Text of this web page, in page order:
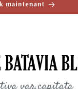
maintenant